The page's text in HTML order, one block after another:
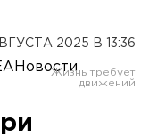
2025 В 13:36